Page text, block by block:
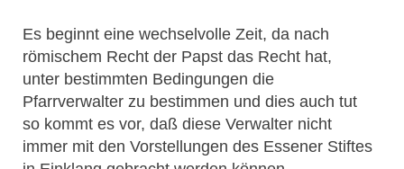
Es beginnt eine wechselvolle Zeit, da nach
römischem Recht der Papst das Recht hat,
unter bestimmten Bedingungen die
Pfarrverwalter zu bestimmen und dies auch tut
so kommt es vor, daß diese Verwalter nicht
immer mit den Vorstellungen des Essener Stiftes